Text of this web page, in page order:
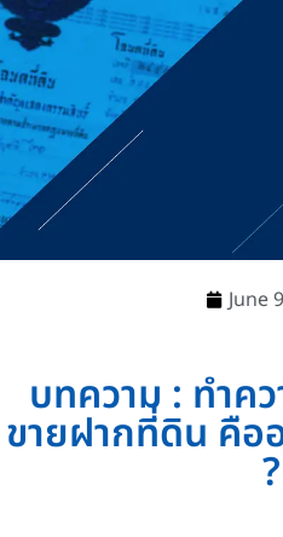
June
บทความ : ทำค
ขายฝากที่ดิน คืออ
?